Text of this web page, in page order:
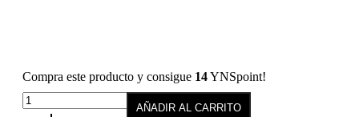
Compra este producto y consigue 14YNSpoint!
Esmalte
semipermanente
AÑADIR AL CARRITO